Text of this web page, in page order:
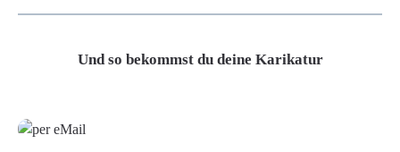
Und so bekommst du deine Karikatur